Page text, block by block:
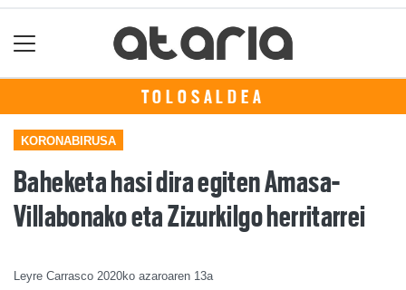
TOLOSALDEA
KORONABIRUSA
Baheketa hasi dira egiten Amasa-
Villabonako eta Zizurkilgo herritarrei
Leyre Carrasco 2020ko azaroaren 13a